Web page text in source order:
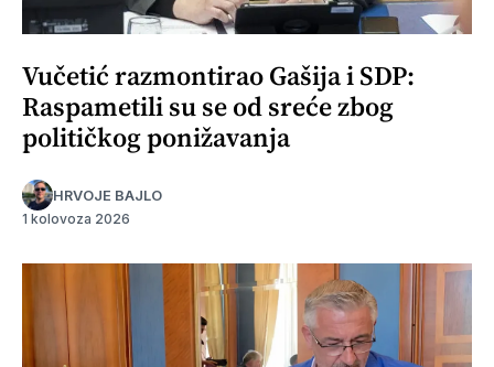
Vučetić razmontirao Gašija i SDP:
Raspametili su se od sreće zbog
političkog ponižavanja
HRVOJE BAJLO
1 kolovoza 2026